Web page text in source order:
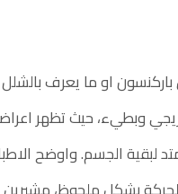
او ما يعرف بالشلل
وبطيء، حيث تظهر
لبقية الجسم. واوضح